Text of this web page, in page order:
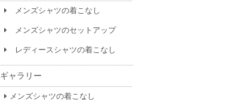
メンズシャツの着こなし
メンズシャツのセットアップ
レディースシャツの着こなし
ギャラリー
メンズシャツの着こなし